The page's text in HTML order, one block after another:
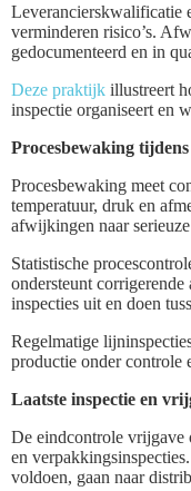
Leverancierskwalificatie
verminderen risico’s.
gedocumenteerd en in
Deze praktijk illustreert
inspectie organiseert en
Procesbewaking
Procesbewaking meet
temperatuur, druk en
afwijkingen naar
Statistische
ondersteunt corrigerende
inspecties uit en doen
Regelmatige
productie onder controle
Laatste inspectie en
De eindcontrole vrijgave
en
voldoen, gaan naar